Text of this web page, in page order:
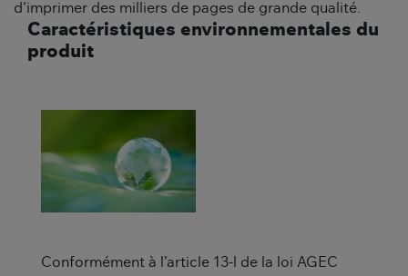
d'imprimer des milliers de pages de grande qualité.
Caractéristiques environnementales du
produit
Conformément à l’article 13-l de la loi AGEC